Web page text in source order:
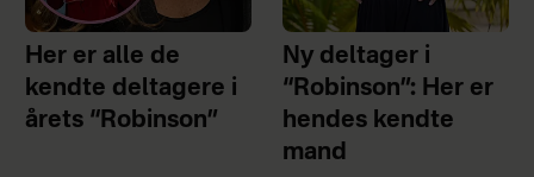
Her er alle de
kendte deltagere i
årets “Robinson”
Ny deltager i
“Robinson”: Her er
hendes kendte
mand